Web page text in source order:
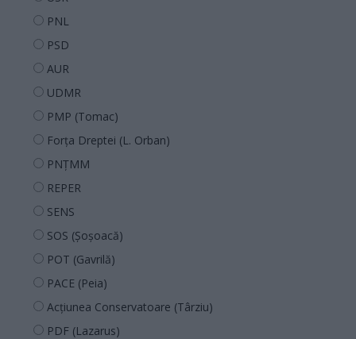
PNL
PSD
AUR
UDMR
PMP (Tomac)
Forța Dreptei (L. Orban)
PNȚMM
REPER
SENS
SOS (Șoșoacă)
POT (Gavrilă)
PACE (Peia)
Acțiunea Conservatoare (Târziu)
PDF (Lazarus)